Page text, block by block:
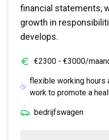
financial statements,
growth in
develops.
€2300 - €3000/
flexible working hours
work to promote a
bedrijfswagen